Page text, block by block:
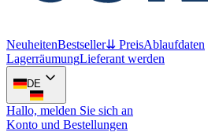
NeuheitenBestseller⇊ PreisAblaufdaten
LagerräumungLieferant werden
DE
Hallo, melden Sie sich an
Konto und Bestellungen